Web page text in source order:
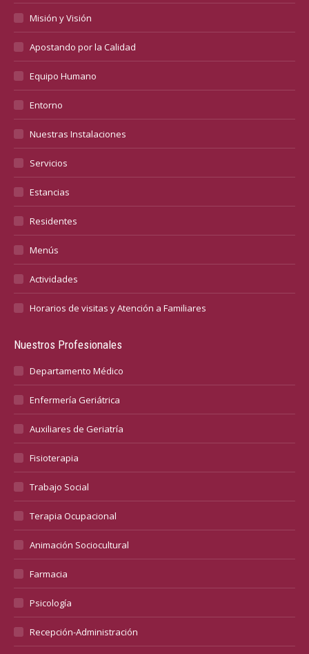
Misión y Visión
Apostando por la Calidad
Equipo Humano
Entorno
Nuestras Instalaciones
Servicios
Estancias
Residentes
Menús
Actividades
Horarios de visitas y Atención a Familiares
Nuestros Profesionales
Departamento Médico
Enfermería Geriátrica
Auxiliares de Geriatría
Fisioterapia
Trabajo Social
Terapia Ocupacional
Animación Sociocultural
Farmacia
Psicología
Recepción-Administración